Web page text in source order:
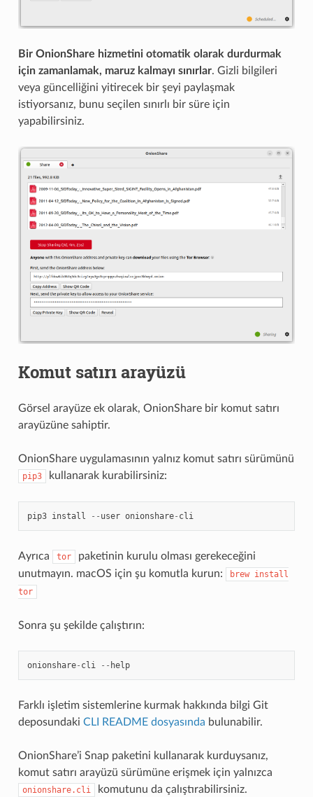
Bir OnionShare hizmetini otomatik olarak durdurmak
için zamanlamak, maruz kalmayı sınırlar. Gizli bilgileri
veya güncelliğini yitirecek bir şeyi paylaşmak
istiyorsanız, bunu seçilen sınırlı bir süre için
yapabilirsiniz.
Komut satırı arayüzü
Görsel arayüze ek olarak, OnionShare bir komut satırı
arayüzüne sahiptir.
OnionShare uygulamasının yalnız komut satırı sürümünü
pip3 kullanarak kurabilirsiniz:
pip3 install -- user onionshare- cli
Ayrıca tor
paketinin kurulu olması gerekeceğini
unutmayın. macOS için şu komutla kurun:
brew install
tor
Sonra şu şekilde çalıştırın:
onionshare- cli -- help
Farklı işletim sistemlerine kurmak hakkında bilgi Git
deposundaki CLI README dosyasında bulunabilir.
OnionShare’i Snap paketini kullanarak kurduysanız,
komut satırı arayüzü sürümüne erişmek için yalnızca
onionshare.cli komutunu da çalıştırabilirsiniz.